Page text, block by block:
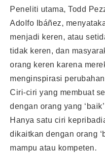
Peneliti utama, Todd
Adolfo Ibáñez,
menjadi keren, atau
tidak keren, dan
orang keren karena
menginspirasi
Ciri-ciri yang membuat
dengan orang yang ‘baik’
Hanya satu ciri
dikaitkan dengan orang
mampu atau kompeten.